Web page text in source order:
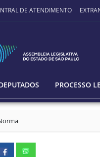
principalDE ATENDIMENTO
PROCESSO